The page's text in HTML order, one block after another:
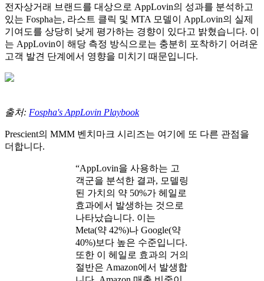
전자상거래 브랜드를 대상으로 AppLovin의 성과를 분석하고
있는 Fospha는, 라스트 클릭 및 MTA 모델이 AppLovin의 실제
기여도를 상당히 낮게 평가하는 경향이 있다고 밝혔습니다. 이
는 AppLovin이 해당 측정 방식으로는 충분히 포착하기 어려운
고객 발견 단계에서 영향을 미치기 때문입니다.
출처: Fospha's AppLovin Playbook
Prescient의 MMM 벤치마크 시리즈는 여기에 또 다른 관점을
더합니다.
“AppLovin을 사용하는 고
객군을 분석한 결과, 모델링
된 가치의 약 50%가 헤일로
효과에서 발생하는 것으로
나타났습니다. 이는
Meta(약 42%)나 Google(약
40%)보다 높은 수준입니다.
또한 이 헤일로 효과의 거의
절반은 Amazon에서 발생합